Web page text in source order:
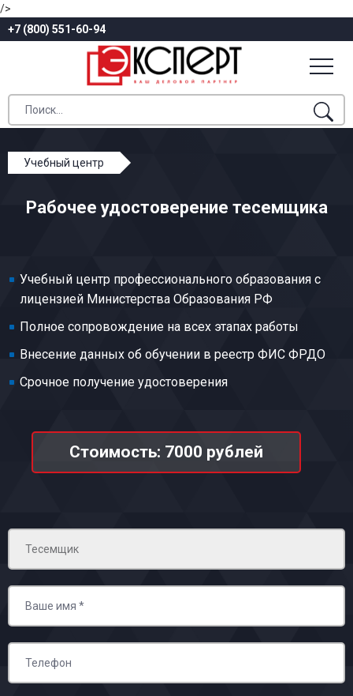
/>
+7 (800) 551-60-94
Учебный центр
Общие профессии производства текстиля
Рабочее удостоверение тесемщика
Учебный центр профессионального образования с
лицензией Министерства Образования РФ
Полное сопровождение на всех этапах работы
Внесение данных об обучении в реестр ФИС ФРДО
Срочное получение удостоверения
Стоимость: 7000 рублей